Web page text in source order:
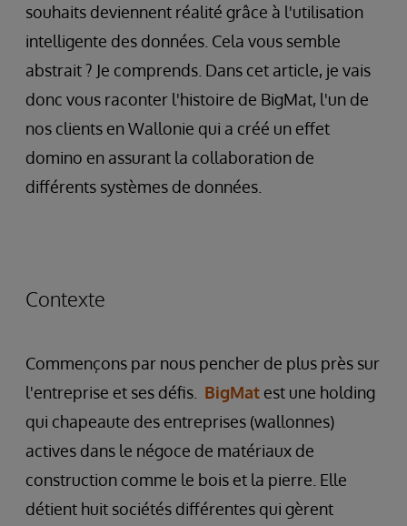
souhaits deviennent réalité grâce à l'utilisation
intelligente des données. Cela vous semble
abstrait ? Je comprends. Dans cet article, je vais
donc vous raconter l'histoire de BigMat, l'un de
nos clients en Wallonie qui a créé un effet
domino en assurant la collaboration de
différents systèmes de données.
Contexte
Commençons par nous pencher de plus près sur
l'entreprise et ses défis. BigMat est une holding
qui chapeaute des entreprises (wallonnes)
actives dans le négoce de matériaux de
construction comme le bois et la pierre. Elle
détient huit sociétés différentes qui gèrent